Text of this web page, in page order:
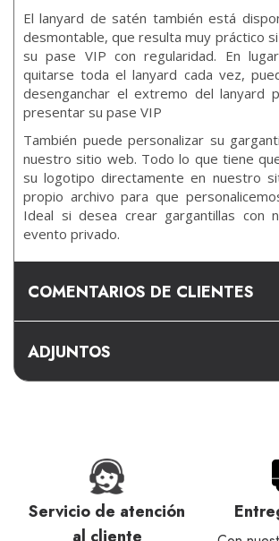
El lanyard de satén también está
desmontable, que resulta muy práctico
su pase VIP con regularidad. En
quitarse toda el lanyard cada vez,
desenganchar el extremo del lanyard
presentar su pase VIP
También puede personalizar su
nuestro sitio web. Todo lo que tiene
su logotipo directamente en nuestro
propio archivo para que
Ideal si desea crear gargantillas con
evento privado.
COMENTARIOS DE CLIENTES
ADJUNTOS
Servicio de atención
al cliente